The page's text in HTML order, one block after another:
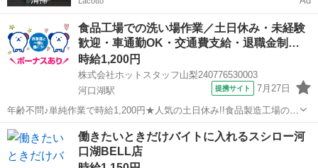
食品工場での洗い場作業／土日休み・未経験
歓迎・車通勤OK・交通費支給・退職金制…
時給1,200円
株式会社ホットスタッフ山梨240776530003
河口湖駅
提携サイト 7月27日
年齢不問♪単純作業で時給1,200円★人気の土日休み!!食品製造工場の洗
い場のお仕事♪(*^^)v 事業用食品工場の洗い場のお仕事☆ ホテルの料理
や飛行機の機内食の 製造をする際に出る器具の洗浄をお願いします！
...
山梨 南都留郡 河口湖駅
働きたいときだけバイトに入れるスシロー河
口湖BELL店